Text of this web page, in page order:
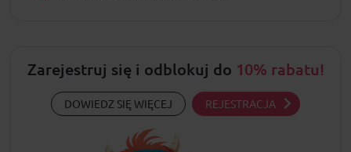
Zarejestruj się i odblokuj do 10% rabatu!
DOWIEDZ SIĘ WIĘCEJ REJESTRACJA